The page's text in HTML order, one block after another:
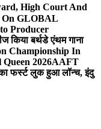
High Court And
On GLOBAL
Producer
किया बर्थडे एंथम गाना
Championship In
2026AAFT
का फर्स्ट लुक हुआ लॉन्च, इंदु